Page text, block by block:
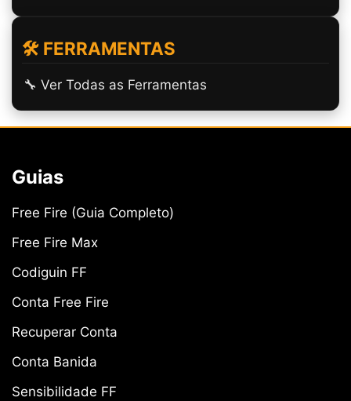
🛠️ FERRAMENTAS
🔧 Ver Todas as Ferramentas
Guias
Free Fire (Guia Completo)
Free Fire Max
Codiguin FF
Conta Free Fire
Recuperar Conta
Conta Banida
Sensibilidade FF